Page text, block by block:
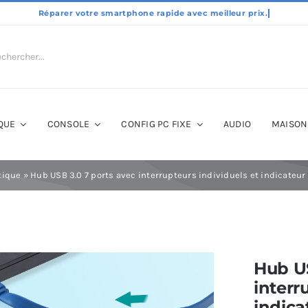
CONSOLE CONFIG PC FIXE AUDIO MAISON
» Hub USB 3.0 7 ports avec interrupteurs individuels et indicateur
Hub